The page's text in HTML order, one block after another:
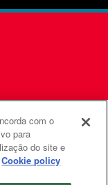
agência da Igreja
Todos os direitos
com o
para
do site e
Cookie policy